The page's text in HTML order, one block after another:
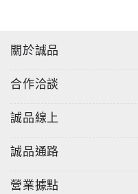
關於誠品
合作洽談
誠品線上
誠品通路
營業據點